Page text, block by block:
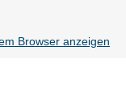
Browser anzeigen